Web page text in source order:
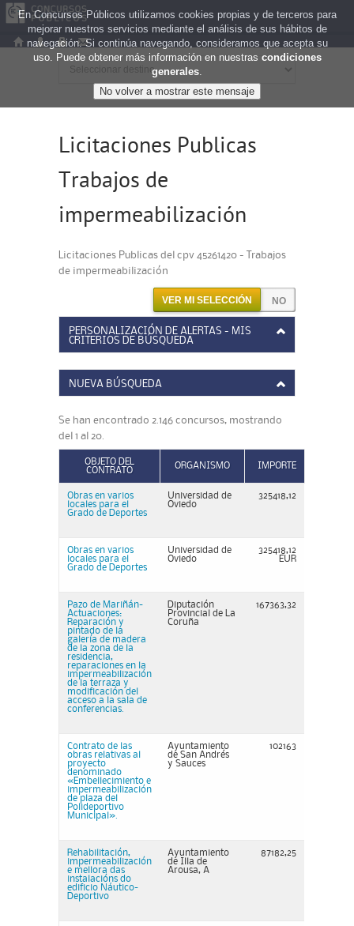
Licitaciones Publicas
Trabajos de
impermeabilización
Licitaciones Publicas del cpv 45261420 - Trabajos
de impermeabilización
VER MI SELECCIÓN
PERSONALIZACIÓN DE ALERTAS - MIS
CRITERIOS DE BÚSQUEDA
NUEVA BÚSQUEDA
Se han encontrado 2.146 concursos, mostrando
del 1 al 20.
OBJETO DEL
CONTRATO
ORGANISMO IMPORTE
Obras en varios
locales para el
Grado de Deportes
Universidad de
Oviedo
325418,12
Obras en varios
locales para el
Grado de Deportes
Universidad de
Oviedo
325418,12
EUR
Pazo de Mariñán-
Actuaciones:
Reparación y
pintado de la
galería de madera
de la zona de la
residencia,
reparaciones en la
impermeabilización
de la terraza y
modificación del
acceso a la sala de
conferencias.
Diputación
Provincial de La
Coruña
167363,32
Contrato de las
obras relativas al
proyecto
denominado
«Embellecimiento e
impermeabilización
de plaza del
Polideportivo
Municipal».
Ayuntamiento
de San Andrés
y Sauces
102163
Rehabilitación,
impermeabilización
e mellora das
instalacións do
edificio Náutico-
Deportivo
Ayuntamiento
de Illa de
Arousa, A
87182,25
En Concursos Públicos utilizamos cookies propias y de terceros para
mejorar nuestros servicios mediante el análisis de sus hábitos de
navegación. Si continúa navegando, consideramos que acepta su
uso. Puede obtener más información en nuestras condiciones
generales.